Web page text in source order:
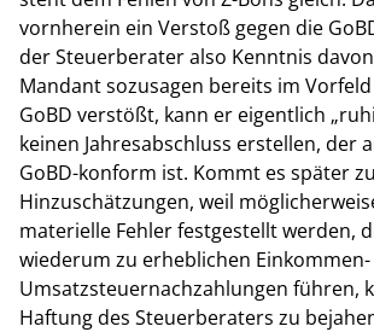
vornherein ein Verstoß gegen die
der Steuerberater also Kenntnis
Mandant sozusagen bereits im
GoBD verstößt, kann er eigentlich
keinen Jahresabschluss erstellen, der
GoBD-konform ist. Kommt es später zu
Hinzuschätzungen, weil
materielle Fehler festgestellt werden,
wiederum zu erheblichen
Umsatzsteuernachzahlungen führen,
Haftung des Steuerberaters zu